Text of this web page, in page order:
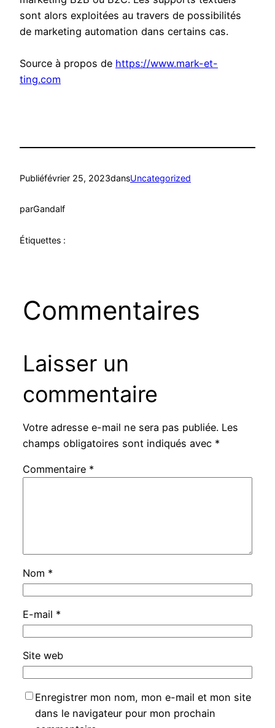
sont alors exploitées au travers de possibilités
de marketing automation dans certains cas.
Source à propos de https://www.mark-et-
ting.com
Publiéfévrier 25, 2023dansUncategorized
parGandalf
Étiquettes :
Commentaires
Laisser un
commentaire
Votre adresse e-mail ne sera pas publiée. Les
champs obligatoires sont indiqués avec *
Commentaire *
Nom *
E-mail *
Site web
Enregistrer mon nom, mon e-mail et mon site
dans le navigateur pour mon prochain